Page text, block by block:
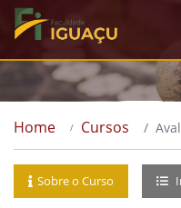
Home Cursos
Sobre o Curso